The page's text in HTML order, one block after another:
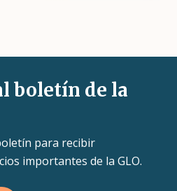
boletín de la
para recibir
importantes de la GLO.